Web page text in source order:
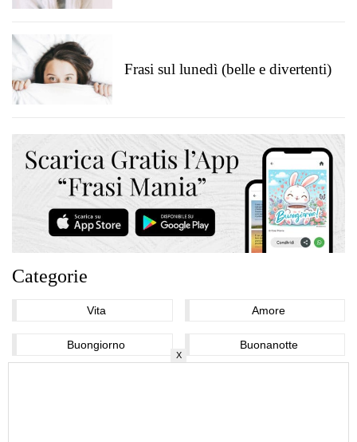
Frasi sul lunedì (belle e divertenti)
Categorie
Vita Amore
Buongiorno Buonanotte
X